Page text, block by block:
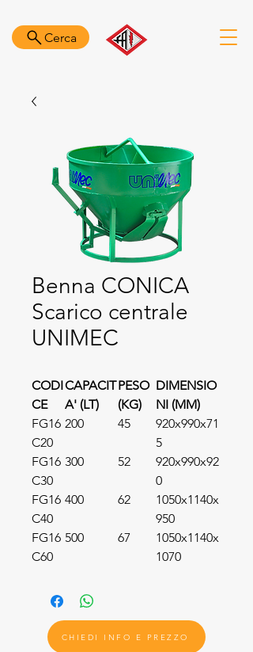
Cerca
Benna CONICA
Scarico centrale
UNIMEC
CODI
CE
CAPACIT
A' (LT)
PESO
(KG)
DIMENSIO
NI (MM)
FG16
C20
200 45
920x990x71
5
FG16
C30
300 52
920x990x92
0
FG16
C40
400 62
1050x1140x
950
FG16
C60
500 67
1050x1140x
1070
CHIEDI INFO E PREZZO